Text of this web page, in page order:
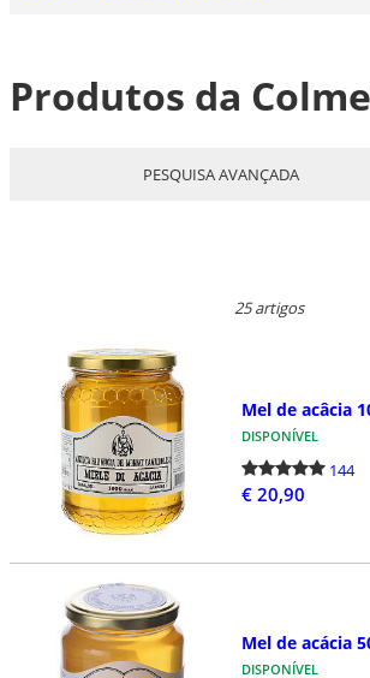
Produtos da
PESQUISA AVANÇADA
25 artigos
Mel de acâcia
DISPONÍVEL
144
€ 20,90
Mel de acácia
DISPONÍVEL